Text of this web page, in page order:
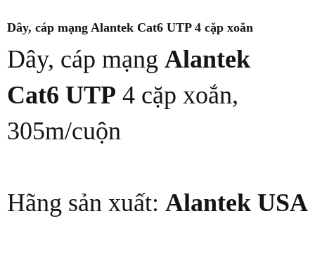
Dây, cáp mạng Alantek Cat6 UTP 4 cặp xoắn
Dây, cáp mạng Alantek
Cat6 UTP 4 cặp xoắn,
305m/cuộn
Hãng sản xuất: Alantek USA